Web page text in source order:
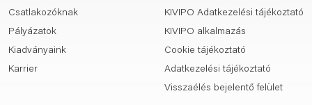
Csatlakozóknak
Pályázatok
Kiadványaink
Karrier
KIVIPO Adatkezelési tájékoztató
KIVIPO alkalmazás
Cookie tájékoztató
Adatkezelési tájékoztató
Visszaélés bejelentő felület